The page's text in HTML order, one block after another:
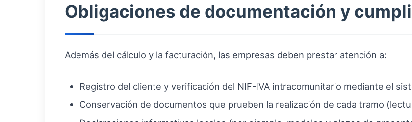
Obligaciones de documentación y
Además del cálculo y la facturación, las empresas deben prestar atención a:
Registro del cliente y verificación del NIF-IVA intracomunitario mediante el
Conservación de documentos que prueben la realización de cada tramo